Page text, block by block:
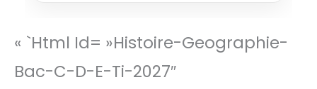
« `html Id= »histoire-Geographie-
Bac-C-D-E-Ti-2027″